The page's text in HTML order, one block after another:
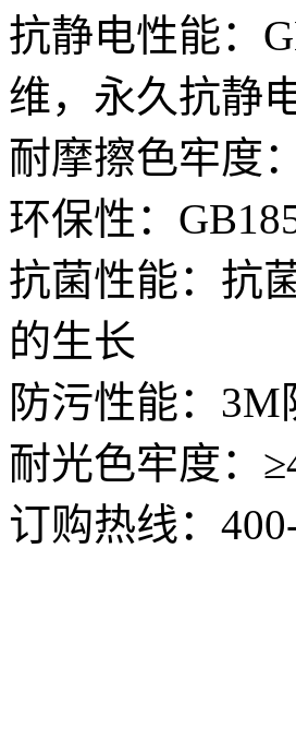
抗静电性能：
维，永久抗静
耐摩擦色牢度
环保性：
抗菌性能：抗
的生长
防污性能：3M
耐光色牢度：
订购热线：